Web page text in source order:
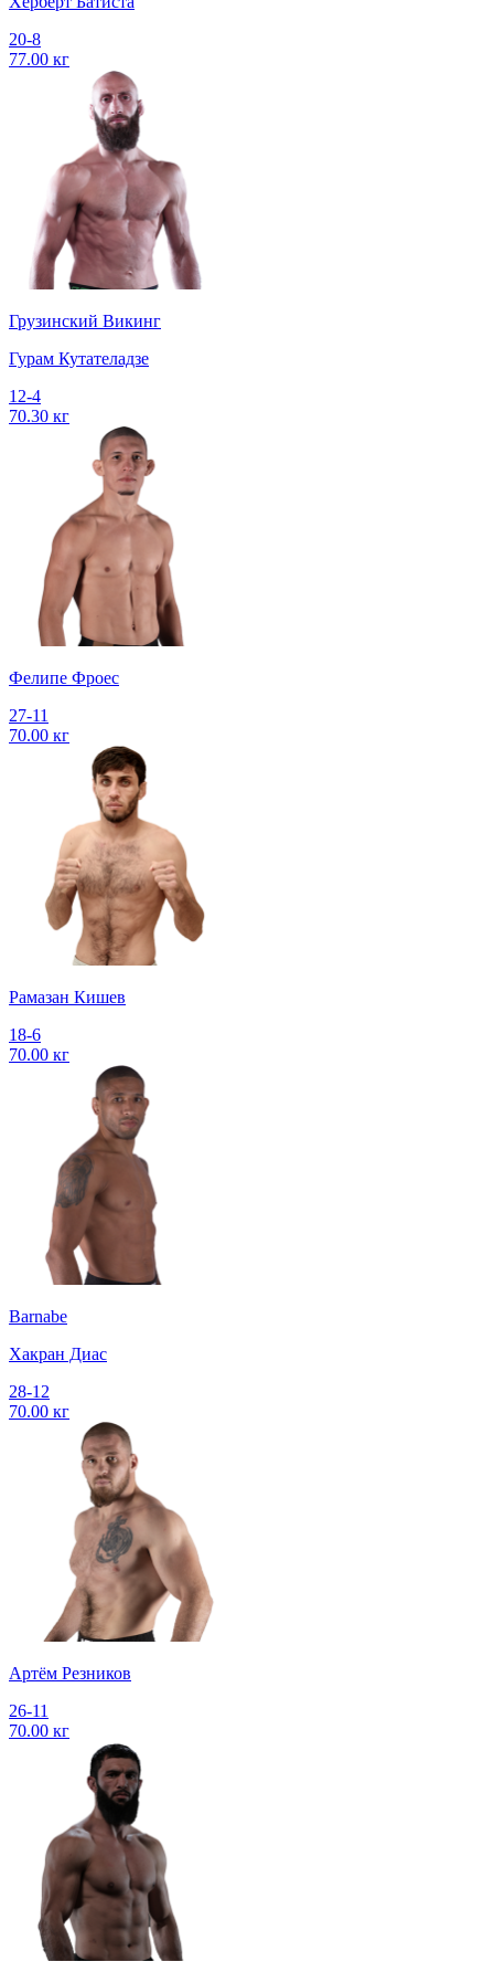
20-8
77.00 кг
Грузинский Викинг
Гурам Кутателадзе
12-4
70.30 кг
Фелипе Фроес
27-11
70.00 кг
Рамазан Кишев
18-6
70.00 кг
Barnabe
Хакран Диас
28-12
70.00 кг
Артём Резников
26-11
70.00 кг